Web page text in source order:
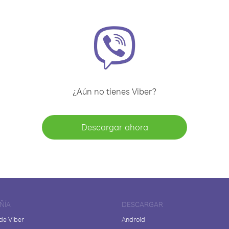
¿Aún no tienes Viber?
Descargar ahora
Viber
DESCARGAR
Android